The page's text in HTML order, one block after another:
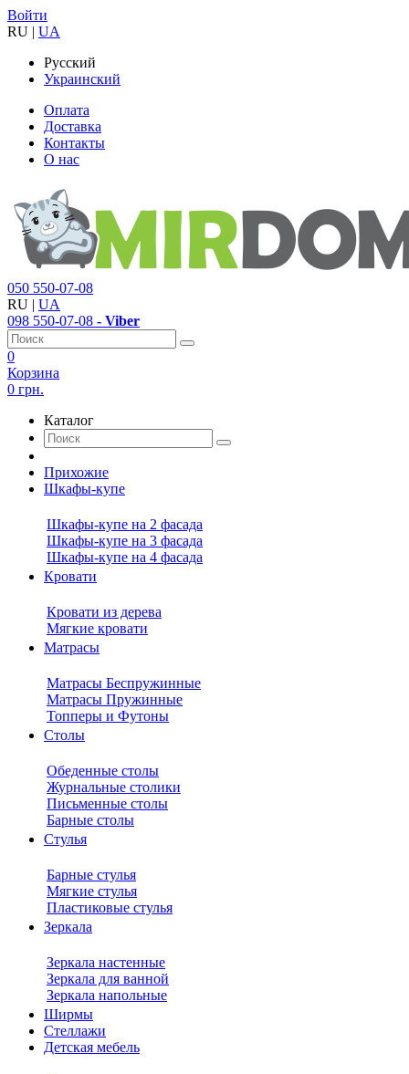
Войти
RU | UA
Русский
Украинский
Оплата
Доставка
Контакты
О нас
050 550-07-08
RU | UA
098 550-07-08 - Viber
0
Корзина
0 грн.
Каталог
Прихожие
Шкафы-купе
Шкафы-купе на 2 фасада
Шкафы-купе на 3 фасада
Шкафы-купе на 4 фасада
Кровати
Кровати из дерева
Мягкие кровати
Матрасы
Матрасы Беспружинные
Матрасы Пружинные
Топперы и Футоны
Столы
Обеденные столы
Журнальные столики
Письменные столы
Барные столы
Стулья
Барные стулья
Мягкие стулья
Пластиковые стулья
Зеркала
Зеркала настенные
Зеркала для ванной
Зеркала напольные
Ширмы
Стеллажи
Детская мебель